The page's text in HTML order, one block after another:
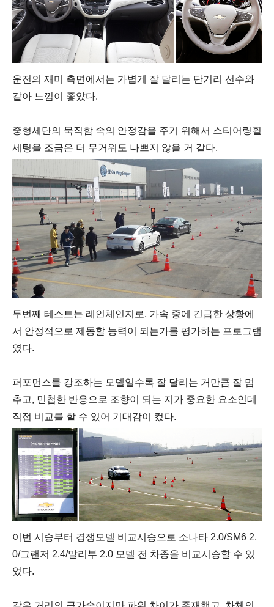
운전의 재미 측면에서는 가볍게 잘 달리는 단거리 선수와
같아 느낌이 좋았다.
중형세단의 묵직함 속의 안정감을 주기 위해서 스티어링휠
세팅을 조금은 더 무거워도 나쁘지 않을 거 같다.
두번째 테스트는 레인체인지로, 가속 중에 긴급한 상황에
서 안정적으로 제동할 능력이 되는가를 평가하는 프로그램
였다.
퍼포먼스를 강조하는 모델일수록 잘 달리는 거만큼 잘 멈
추고, 민첩한 반응으로 조향이 되는 지가 중요한 요소인데
직접 비교를 할 수 있어 기대감이 컸다.
이번 시승부터 경쟁모델 비교시승으로 소나타 2.0/SM6 2.
0/그랜저 2.4/말리부 2.0 모델 전 차종을 비교시승할 수 있
었다.